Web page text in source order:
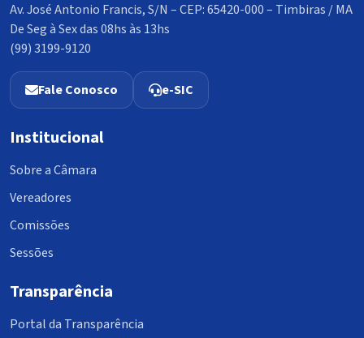
Av. José Antonio Francis, S/N – CEP: 65420-000 – Timbiras / MA
De Seg à Sex das 08hs às 13hs
(99) 3199-9120
Fale Conosco e-SIC
Institucional
Sobre a Câmara
Vereadores
Comissões
Sessões
Transparência
Portal da Transparência